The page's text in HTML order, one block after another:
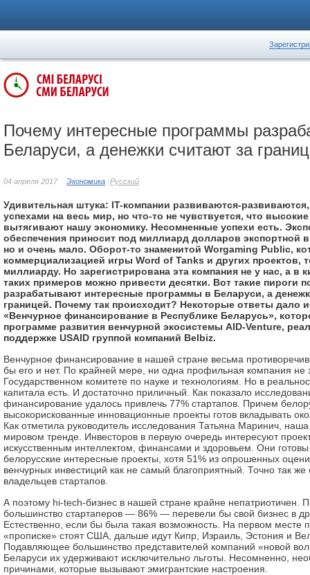
Почему интересные программы
Беларуси, а денежки считают за
04 апреля 2017 Экономика Русский
Удивительная штука: IT-компании развиваются-
успехами на весь мир, но что-то не чувствуется, что
вытягивают нашу экономику. Несомненные успехи есть.
обеспечения приносит под миллиард долларов экспортной
но и очень мало. Оборот-то знаменитой Worgaming Public,
коммерциализацией игры Word of Tanks и других проектов,
миллиарду. Но зарегистрирована эта компания не у нас, а в
таких примеров можно привести десятки. Вот такие пироги
разрабатывают интересные программы в Беларуси, а
границей. Почему так происходит? Некоторые ответы дало
«Венчурное финансирование в Республике Беларусь»,
программе развития венчурной экосистемы AID-Venture,
поддержке USAID группой компаний Belbiz.
Венчурное финансирование в нашей стране весьма
бы его и нет. По крайней мере, ни одна профильная компания не
Государственном комитете по науке и технологиям. Но в
капитала есть. И достаточно приличный. Как показало
финансирование удалось привлечь 77% стартапов. Причем
высокорискованные инновационные проекты готов вкладывать
Как отметила руководитель исследования Татьяна Маринич,
мировом тренде. Инвесторов в первую очередь интересуют
искусственным интеллектом, финансами и здоровьем. Они готовы
белорусские интересные проекты, хотя 51% из опрошенных
венчурных инвестиций как не самый благоприятный. Точно так же
владельцев стартапов.
А поэтому hi-tech-бизнес в нашей стране крайне непатриотичен.
большинство стартаперов — 86% — перевели бы свой бизнес в
Естественно, если бы была такая возможность. На первом месте
«прописке» стоят США, дальше идут Кипр, Израиль, Эстония и
Подавляющее большинство представителей компаний «новой
Беларуси их удерживают исключительно льготы. Несомненно,
причинами, которые вызывают эмигрантские настроения.